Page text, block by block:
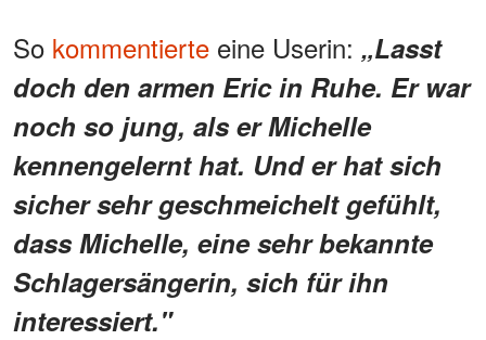
So kommentierte eine Userin: „Lasst
doch den armen Eric in Ruhe. Er war
noch so jung, als er Michelle
kennengelernt hat. Und er hat sich
sicher sehr geschmeichelt gefühlt,
dass Michelle, eine sehr bekannte
Schlagersängerin, sich für ihn
interessiert."